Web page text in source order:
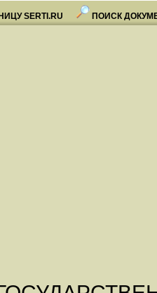
SERTI.RU ПОИСК